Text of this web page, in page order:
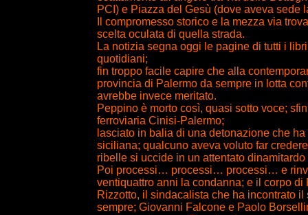
PCI) e Piazza del Gesù (dove aveva sede
Il compromesso storico e la mezza via
scelta oculata di quella strada.
La notizia segna oggi le pagine di tutti i
quotidiani;
fin troppo facile capire che alla
provincia di Palermo da sempre in lotta
avrebbe invece meritato.
Peppino è morto così, quasi sotto voce;
ferroviaria Cinisi-Palermo;
lasciato in balia di una detonazione che
siciliana; qualcuno aveva voluto far
ribelle si uccide in un attentato
Poi processi… processi… processi… e
ventiquattro anni la condanna; e il corpo
Rizzotto, il sindacalista che ha incontrato
sempre; Giovanni Falcone e Paolo